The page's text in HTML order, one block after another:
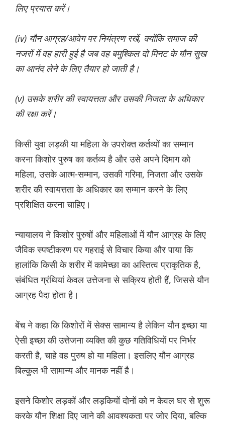
लिए प्रयास करें।
(iv) यौन आग्रह/आवेग पर नियंत्रण रखें, क्योंकि समाज की
नजरों में वह हारी हुई है जब वह बमुश्किल दो मिनट के यौन सुख
का आनंद लेने के लिए तैयार हो जाती है।
(v) उसके शरीर की स्वायत्तता और उसकी निजता के अधिकार
की रक्षा करें।
किसी युवा लड़की या महिला के उपरोक्त कर्तव्यों का सम्मान
करना किशोर पुरुष का कर्तव्य है और उसे अपने दिमाग को
महिला, उसके आत्म-सम्मान, उसकी गरिमा, निजता और उसके
शरीर की स्वायत्तता के अधिकार का सम्मान करने के लिए
प्रशिक्षित करना चाहिए।
न्यायालय ने किशोर पुरुषों और महिलाओं में यौन आग्रह के लिए
जैविक स्पष्टीकरण पर गहराई से विचार किया और पाया कि
हालांकि किसी के शरीर में कामेच्छा का अस्तित्व प्राकृतिक है,
संबंधित ग्रंथियां केवल उत्तेजना से सक्रिय होती हैं, जिससे यौन
आग्रह पैदा होता है।
बेंच ने कहा कि किशोरों में सेक्स सामान्य है लेकिन यौन इच्छा या
ऐसी इच्छा की उत्तेजना व्यक्ति की कुछ गतिविधियों पर निर्भर
करती है, चाहे वह पुरुष हो या महिला। इसलिए यौन आग्रह
बिल्कुल भी सामान्य और मानक नहीं है।
इसने किशोर लड़कों और लड़कियों दोनों को न केवल घर से शुरू
करके यौन शिक्षा दिए जाने की आवश्यकता पर जोर दिया, बल्कि